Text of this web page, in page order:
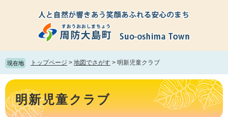
頭
で
す。
飛
ば
て
本
文
現在地 トップページ > 地図でさがす > 明新児童クラブ
本
文 明新児童クラブ